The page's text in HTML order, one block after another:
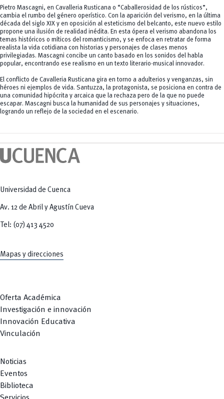
Pietro Mascagni, en Cavalleria Rusticana o “Caballerosidad de los rústicos”,
cambia el rumbo del género operístico. Con la aparición del verismo, en la última
década del siglo XIX y en oposición al esteticismo del belcanto, este nuevo estilo
propone una ilusión de realidad inédita. En esta ópera el verismo abandona los
temas históricos o míticos del romanticismo, y se enfoca en retratar de forma
realista la vida cotidiana con historias y personajes de clases menos
privilegiadas. Mascagni concibe un canto basado en los sonidos del habla
popular, encontrando ese realismo en un texto literario-musical innovador.
El conflicto de Cavalleria Rusticana gira en torno a adulterios y venganzas, sin
héroes ni ejemplos de vida. Santuzza, la protagonista, se posiciona en contra de
una comunidad hipócrita y arcaica que la rechaza pero de la que no puede
escapar. Mascagni busca la humanidad de sus personajes y situaciones,
logrando un reflejo de la sociedad en el escenario.
Universidad de Cuenca
Av. 12 de Abril y Agustín Cueva
Tel: (07) 413 4520
Mapas y direcciones
Oferta Académica
Investigación e innovación
Innovación Educativa
Vinculación
Noticias
Eventos
Biblioteca